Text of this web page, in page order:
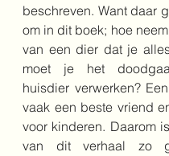
beschreven. Want daar
om in dit boek; hoe
van een dier dat je
moet je het
huisdier verwerken?
vaak een beste vriend
voor kinderen. Daarom
van dit verhaal zo